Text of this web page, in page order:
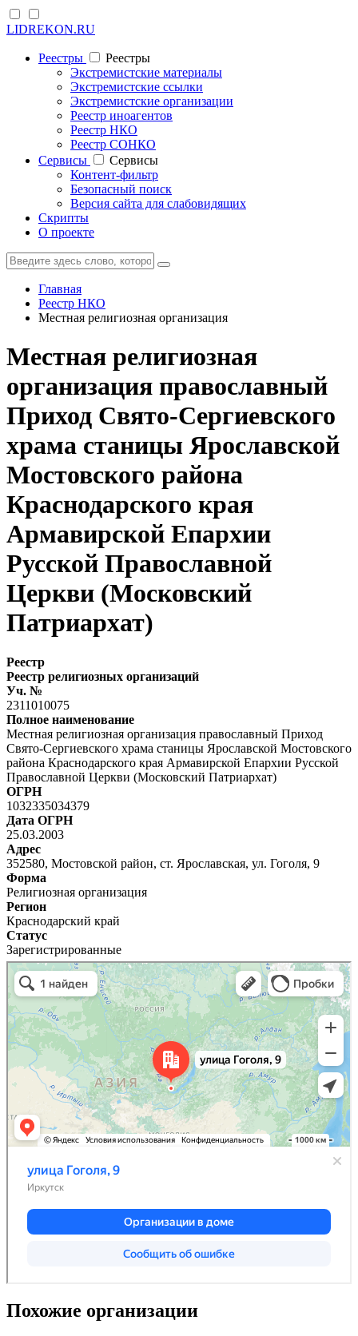
LIDREKON.RU
Реестры
Реестры
Экстремистские материалы
Экстремистские ссылки
Экстремистские организации
Реестр иноагентов
Реестр НКО
Реестр СОНКО
Cервисы
Cервисы
Контент-фильтр
Безопасный поиск
Версия сайта для слабовидящих
Скрипты
О проекте
Главная
Реестр НКО
Местная религиозная организация
Местная религиозная
организация православный
Приход Свято-Сергиевского
храма станицы Ярославской
Мостовского района
Краснодарского края
Армавирской Епархии
Русской Православной
Церкви (Московский
Патриархат)
Реестр
Реестр религиозных организаций
Уч. №
2311010075
Полное наименование
Местная религиозная организация православный Приход
Свято-Сергиевского храма станицы Ярославской Мостовского
района Краснодарского края Армавирской Епархии Русской
Православной Церкви (Московский Патриархат)
ОГРН
1032335034379
Дата ОГРН
25.03.2003
Адрес
352580, Мостовской район, ст. Ярославская, ул. Гоголя, 9
Форма
Религиозная организация
Регион
Краснодарский край
Статус
Зарегистрированные
Похожие организации